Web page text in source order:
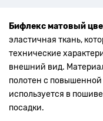
Бифлекс матовый
эластичная ткань,
технические
внешний вид.
полотен с
используется в
посадки.